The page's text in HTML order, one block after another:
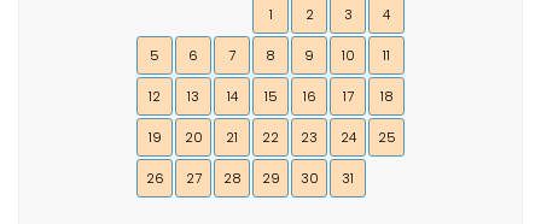
1
2 3 4
5 6 7 8 9 10 11
12 13 14 15 16 17 18
19 20 21 22 23 24 25
26 27 28 29 30 31